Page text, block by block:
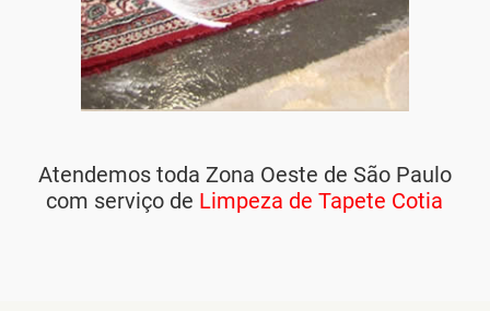
Atendemos toda Zona Oeste de São Paulo
com serviço de Limpeza de Tapete Cotia